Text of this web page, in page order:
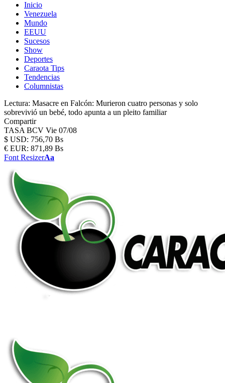
Inicio
Venezuela
Mundo
EEUU
Sucesos
Show
Deportes
Caraota Tips
Tendencias
Columnistas
Lectura: Masacre en Falcón: Murieron cuatro personas y solo
sobrevivió un bebé, todo apunta a un pleito familiar
Compartir
TASA BCV Vie 07/08
$ USD: 756,70 Bs
€ EUR: 871,89 Bs
Font ResizerAa